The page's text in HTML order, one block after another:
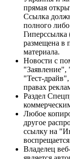
прямая
Ссылка
полного
Гиперссылка
размещена в
материала.
Новости с
"Тест-
правах
Раздел
Любое
другое
ссылку на
Владелец